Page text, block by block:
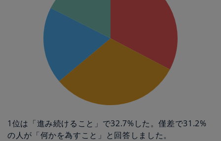
1位は「進み続けること」で32.7%した。僅差で31.2%
の人が「何かを為すこと」と回答しました。